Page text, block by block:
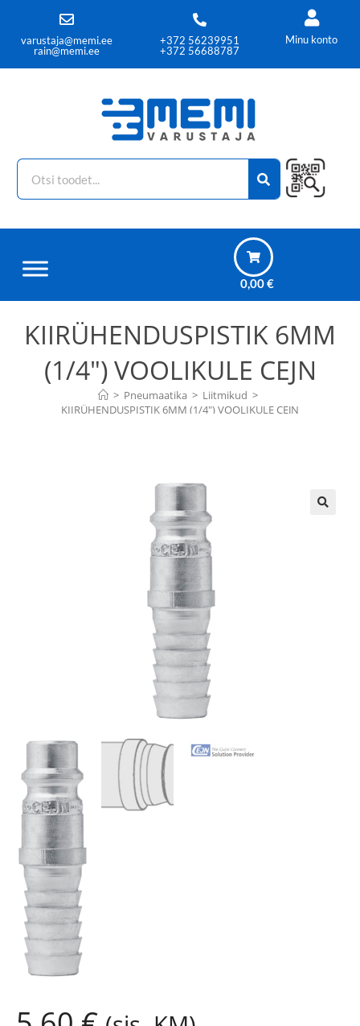
varustaja@memi.ee
rain@memi.ee
+372 56239951
+372 56688787
Minu konto
0,00€
KIIRÜHENDUSPISTIK 6MM
(1/4″) VOOLIKULE CEJN
> Pneumaatika > Liitmikud >
KIIRÜHENDUSPISTIK 6MM (1/4″) VOOLIKULE CEJN